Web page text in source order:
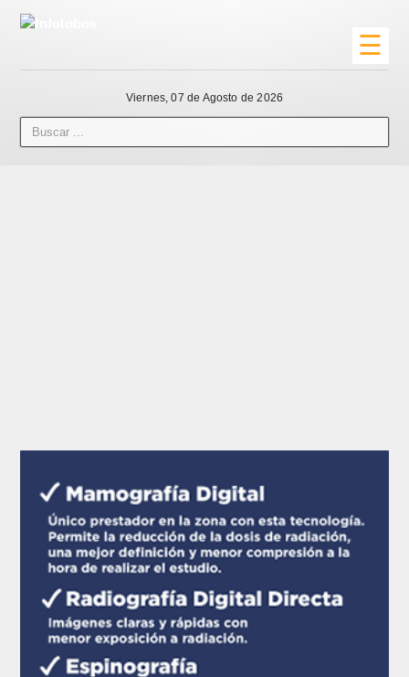
☰
Viernes, 07 de Agosto de 2026